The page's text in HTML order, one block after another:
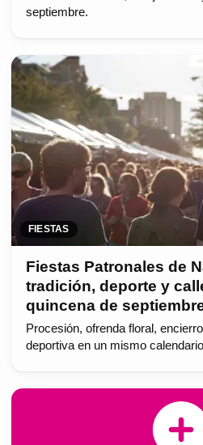
septiembre.
FIESTAS
Fiestas Patronales de
tradición, deporte y
quincena de
Procesión, ofrenda floral,
deportiva en un mismo